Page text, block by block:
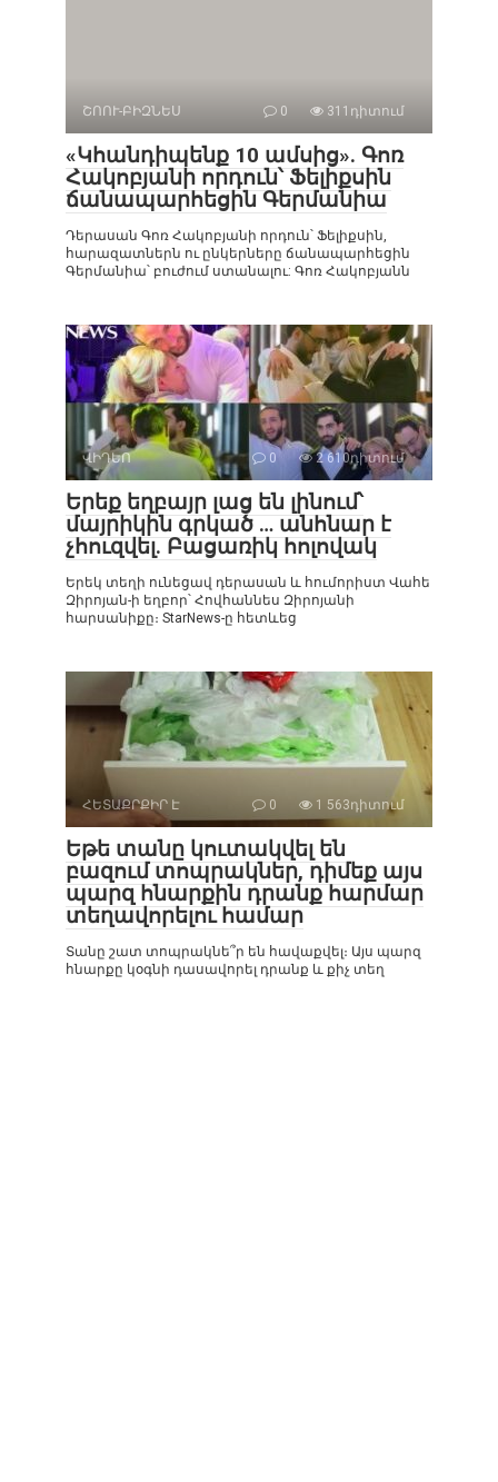
ՇՈՈՒ-ԲԻԶՆԵՍ 0 311դիտում
«Կհանդիպենք 10 ամսից». Գոռ
Հակոբյանի որդուն՝ Ֆելիքսին
ճանապարհեցին Գերմանիա
Դերասան Գոռ Հակոբյանի որդուն՝ Ֆելիքսին,
հարազատներն ու ընկերները ճանապարհեցին
Գերմանիա՝ բուժում ստանալու: Գոռ Հակոբյանն
ՎԻԴԵՈ 0 2 610դիտում
Երեք եղբայր լաց են լինում՝
մայրիկին գրկած … անհնար է
չհուզվել. Բացառիկ հոլովակ
Երեկ տեղի ունեցավ դերասան և հումորիստ Վահե
Զիրոյան-ի եղբոր՝ Հովհաննես Զիրոյանի
հարսանիքը։ StarNews-ը հետևեց
ՀԵՏԱՔՐՔԻՐ Է 0 1 563դիտում
Եթե տանը կուտակվել են
բազում տոպրակներ, դիմեք այս
պարզ հնարքին դրանք հարմար
տեղավորելու համար
Տանը շատ տոպրակնե՞ր են հավաքվել։ Այս պարզ
հնարքը կօգնի դասավորել դրանք և քիչ տեղ